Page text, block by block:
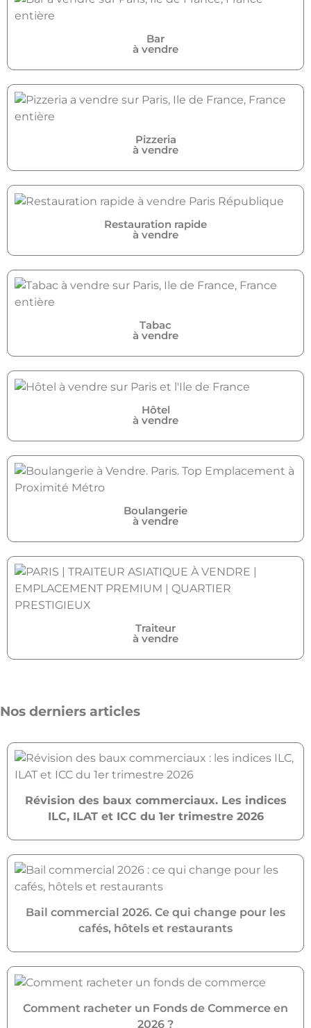
Bar
à vendre
Pizzeria
à vendre
Restauration rapide
à vendre
Tabac
à vendre
Hôtel
à vendre
Boulangerie
à vendre
Traiteur
à vendre
Nos derniers articles
Révision des baux commerciaux. Les indices
ILC, ILAT et ICC du 1er trimestre 2026
Bail commercial 2026. Ce qui change pour les
cafés, hôtels et restaurants
Comment racheter un Fonds de Commerce en
2026 ?